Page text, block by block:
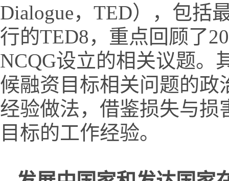
Dialogue，TED），包括
行的TED8，重点回顾了
NCQG设立的相关议题。
候融资目标相关问题的政
经验做法，借鉴损失与损
目标的工作经验。